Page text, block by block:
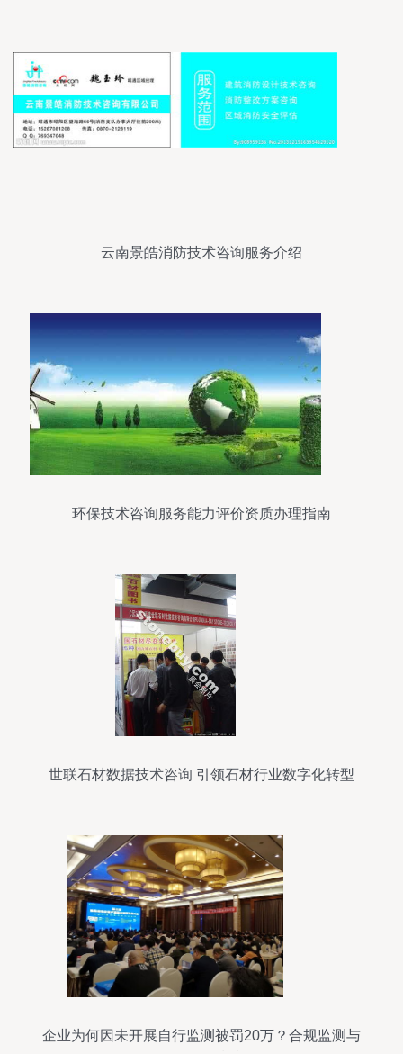
云南景皓消防技术咨询服务介绍
环保技术咨询服务能力评价资质办理指南
世联石材数据技术咨询 引领石材行业数字化转型
企业为何因未开展自行监测被罚20万？合规监测与